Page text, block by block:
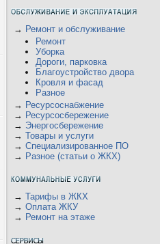
→ Ремонт и обслуживание
Ремонт
Уборка
Дороги, парковка
Благоустройство двора
Кровля и фасад
Разное
→ Ресурсоснабжение
→ Ресурсосбережение
→ Энергосбережение
→ Товары и услуги
→ Специализированное ПО
→ Разное (статьи о ЖКХ)
→ Тарифы в ЖКХ
→ Оплата ЖКУ
→ Ремонт на этаже